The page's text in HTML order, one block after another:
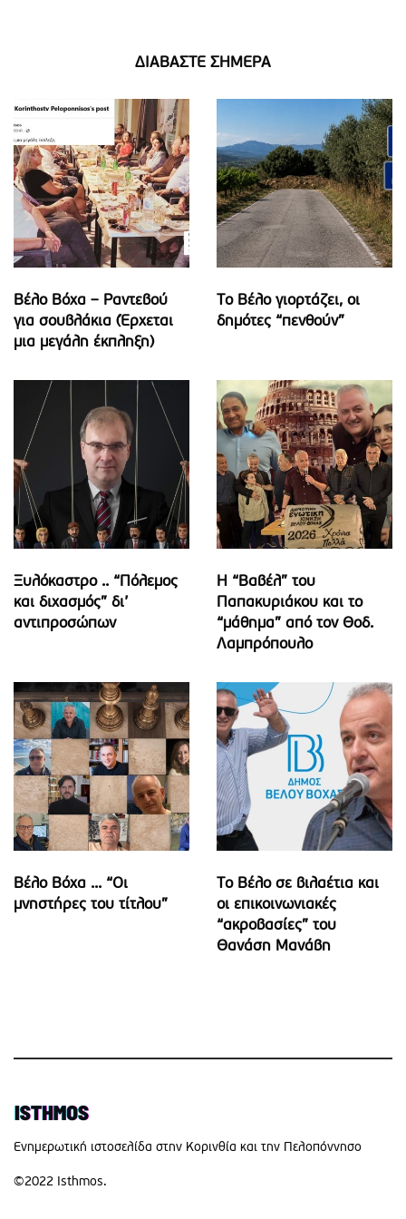
ΔΙΑΒΑΣΤΕ ΣΗΜΕΡΑ
Βέλο Βόχα – Ραντεβού
για σουβλάκια (Έρχεται
μια μεγάλη έκπληξη)
Το Βέλο γιορτάζει, οι
δημότες “πενθούν”
Ξυλόκαστρο .. “Πόλεμος
και διχασμός” δι’
αντιπροσώπων
Η “Βαβέλ” του
Παπακυριάκου και το
“μάθημα” από τον Θοδ.
Λαμπρόπουλο
Βέλο Βόχα ... “Οι
μνηστήρες του τίτλου”
Το Βέλο σε βιλαέτια και
οι επικοινωνιακές
“ακροβασίες” του
Θανάση Μανάβη
Eνημερωτική ιστοσελίδα στην Κορινθία και την Πελοπόννησο
©2022 Isthmos.